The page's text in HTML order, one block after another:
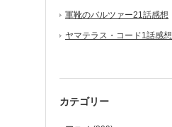
軍靴のバルツァー21話感想
ヤマテラス・コード1話感想
カテゴリー